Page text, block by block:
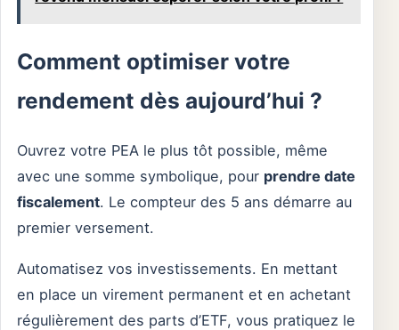
Comment optimiser votre
rendement dès aujourd’hui ?
Ouvrez votre PEA le plus tôt possible, même
avec une somme symbolique, pour prendre date
fiscalement. Le compteur des 5 ans démarre au
premier versement.
Automatisez vos investissements. En mettant
en place un virement permanent et en achetant
régulièrement des parts d’ETF, vous pratiquez le